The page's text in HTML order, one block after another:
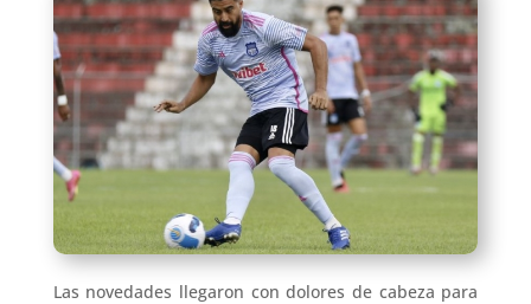
Las novedades llegaron con dolores de cabeza para